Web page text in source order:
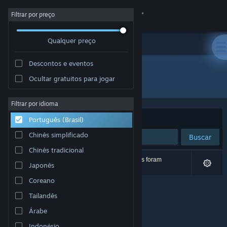
Iniciar sessão
Sobre
Suporte
Alterar idioma
Baixe o aplicativo móvel do Steam
Ver versão para computadores
Filtrar por preço
Qualquer preço
Descontos e eventos
Ocultar gratuitos para jogar
Filtrar por idioma
Português (Brasil)
Chinês simplificado
Chinês tradicional
Japonês
Coreano
Tailandês
Árabe
Desenvolvedor: Nysko Games Ltd.
Ordenar por Relevância
Buscar
0 resultados correspondem à sua busca. 2 títulos foram
excluídos de acordo com as suas preferências.